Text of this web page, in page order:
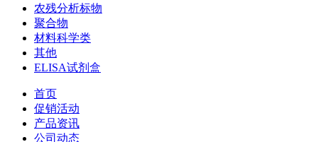
农残分析标物
聚合物
材料科学类
其他
ELISA试剂盒
首页
促销活动
产品资讯
公司动态